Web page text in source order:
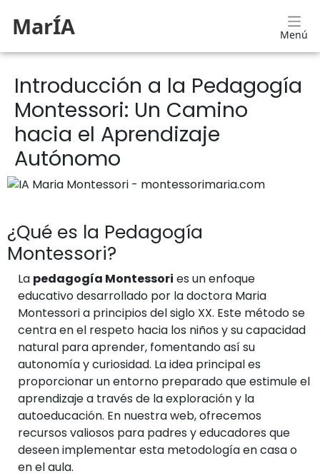
MarÍA Menú
Introducción a la Pedagogía
Montessori: Un Camino
hacia el Aprendizaje
Autónomo
¿Qué es la Pedagogía
Montessori?
La pedagogía Montessori es un enfoque
educativo desarrollado por la doctora Maria
Montessori a principios del siglo XX. Este método se
centra en el respeto hacia los niños y su capacidad
natural para aprender, fomentando así su
autonomía y curiosidad. La idea principal es
proporcionar un entorno preparado que estimule el
aprendizaje a través de la exploración y la
autoeducación. En nuestra web, ofrecemos
recursos valiosos para padres y educadores que
deseen implementar esta metodología en casa o
en el aula.